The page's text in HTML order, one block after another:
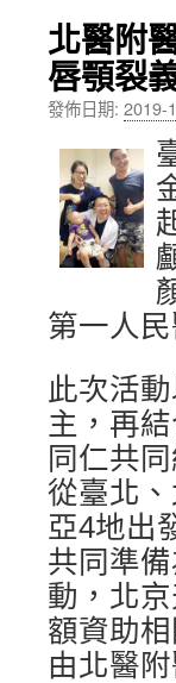
容北醫附
唇顎裂
發佈日期: 2019-
第一人
此次活
主，再
同仁共
從臺北
亞4地出
共同準
動，北
額資助
由北醫